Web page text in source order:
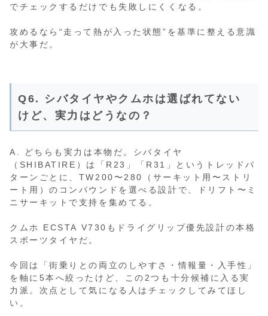
でチェックするだけでも失敗しにくくなる。
攻めるなら“走って熱が入った状態”を基準に整える意識
が大事だ。
Q6. シバタイヤやクムホは選ばれてない
けど、実力はどうなの？
A. どちらも実力は本物だ。シバタイヤ
（SHIBATIRE）は「R23」「R31」というトレッドパ
ターンごとに、TW200〜280（サーキット用〜ストリ
ート用）のコンパウンドを選べる設計で、ドリフト〜ミ
ニサーキットで支持を集めてる。
クムホ ECSTA V730もドライグリップ優先設計の本格
スポーツタイヤだ。
今回は「街乗りとの両立のしやすさ・情報量・入手性」
を軸に5本へ絞ったけど、この2つも十分候補に入る実
力派。次点として気になる人はチェックしてみてほし
い。